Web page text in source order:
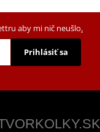
aby mi nič neušlo.
Prihlásiť sa